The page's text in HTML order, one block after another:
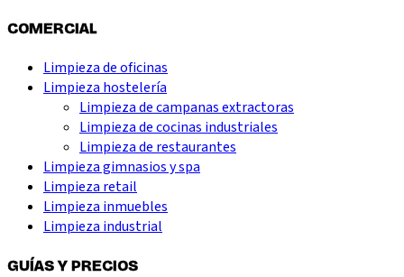
COMERCIAL
Limpieza de oficinas
Limpieza hostelería
Limpieza de campanas extractoras
Limpieza de cocinas industriales
Limpieza de restaurantes
Limpieza gimnasios y spa
Limpieza retail
Limpieza inmuebles
Limpieza industrial
GUÍAS Y PRECIOS